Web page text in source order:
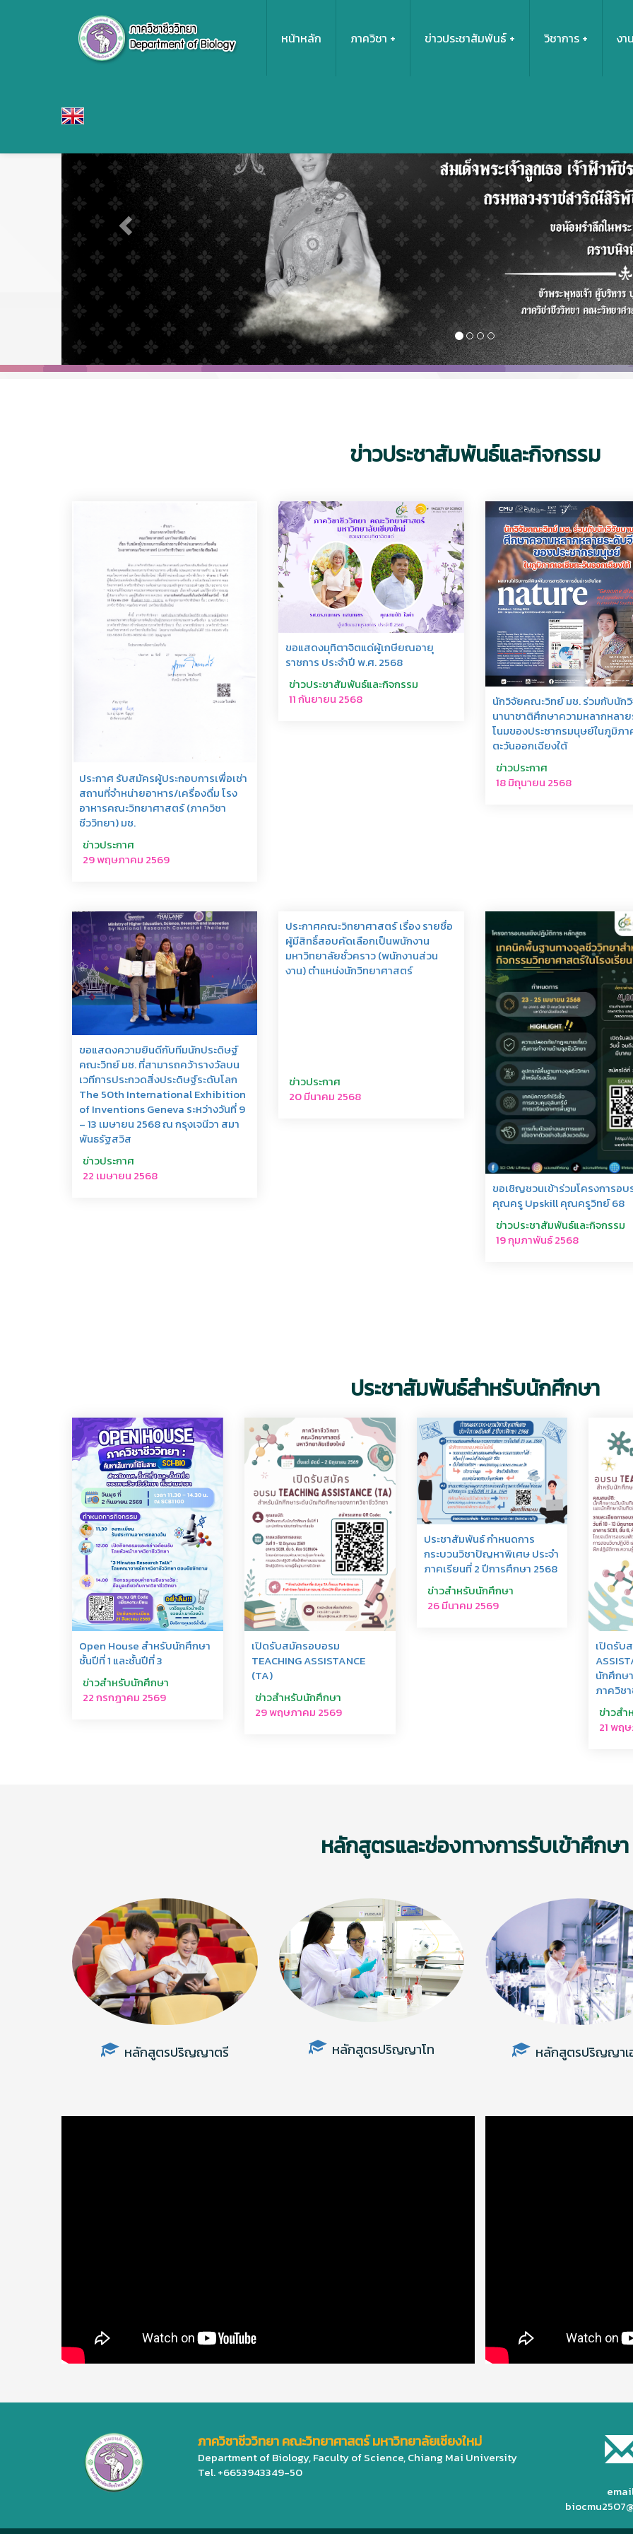
หน้าหลัก ภาควิชา ข่าวประชาสัมพันธ์ วิชาการ งา
ข่าวประชาสัมพันธ์และกิจกรรม
ประกาศ รับสมัครผู้ประกอบการเพื่อเช่า
สถานที่จำหน่ายอาหาร/เครื่องดื่ม โรง
อาหารคณะวิทยาศาสตร์ (ภาควิชา
ชีววิทยา) มช.
ข่าวประกาศ
29 พฤษภาคม 2569
ขอแสดงมุทิตาจิตแด่ผู้เกษียณอายุ
ราชการ ประจำปี พ.ศ. 2568
ข่าวประชาสัมพันธ์และกิจกรรม
11 กันยายน 2568
นักวิจัยคณะวิทย์ มช. ร่วมกับนัก
นานาชาติศึกษาความหลากหลา
โนมของประชากรมนุษย์ในภูมิภา
ตะวันออกเฉียงใต้
ข่าวประกาศ
18 มิถุนายน 2568
ขอแสดงความยินดีกับทีมนักประดิษฐ์
คณะวิทย์ มช. ที่สามารถคว้ารางวัลบน
เวทีการประกวดสิ่งประดิษฐ์ระดับโลก
The 50th International Exhibition
of Inventions Geneva ระหว่างวันที่ 9
– 13 เมษายน 2568 ณ กรุงเจนีวา สมา
พันธรัฐสวิส
ข่าวประกาศ
22 เมษายน 2568
ประกาศคณะวิทยาศาสตร์ เรื่อง รายชื่อ
ผู้มีสิทธิ์สอบคัดเลือกเป็นพนักงาน
มหาวิทยาลัยชั่วคราว (พนักงานส่วน
งาน) ตำแหน่งนักวิทยาศาสตร์
ข่าวประกาศ
20 มีนาคม 2568
ขอเชิญชวนเข้าร่วมโครงการอบ
คุณครู Upskill คุณครูวิทย์ 68
ข่าวประชาสัมพันธ์และกิจกรรม
19 กุมภาพันธ์ 2568
ประชาสัมพันธ์สำหรับนักศึกษา
Open House สำหรับนักศึกษา
ชั้นปีที่ 1 และชั้นปีที่ 3
ข่าวสำหรับนักศึกษา
22 กรกฎาคม 2569
เปิดรับสมัครอบอรม
TEACHING ASSISTANCE
(TA)
ข่าวสำหรับนักศึกษา
29 พฤษภาคม 2569
ประชาสัมพันธ์ กำหนดการ
กระบวนวิชาปัญหาพิเศษ ประจำ
ภาคเรียนที่ 2 ปีการศึกษา 2568
ข่าวสำหรับนักศึกษา
26 มีนาคม 2569
เปิดรับ
นักศึกษ
ภาควิช
ข่าวส
21 พฤ
หลักสูตรและช่องทางการรับเข้าศึกษา
หลักสูตรปริญญาตรี หลักสูตรปริญญาโท หลักสูตรปริญญาเ
ภาควิชาชีววิทยา คณะวิทยาศาสตร์ มหาวิทยาลัยเชียงใหม่
Department of Biology, Faculty of Science, Chiang Mai University
Tel. +6653943349-50